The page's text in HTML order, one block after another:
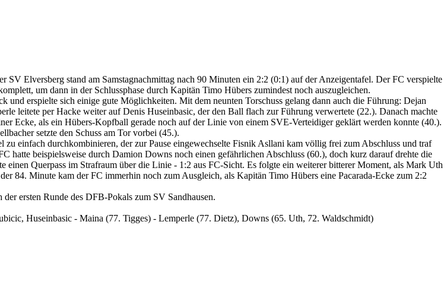
Elversberg stand am Samstagnachmittag nach 90 Minuten ein 2:2 (0:1) auf der Anzeigentafel. Der FC verspielte
um dann in der Schlussphase durch Kapitän Timo Hübers zumindest noch auszugleichen.
erspielte sich einige gute Möglichkeiten. Mit dem neunten Torschuss gelang dann auch die Führung: Dejan
leitete per Hacke weiter auf Denis Huseinbasic, der den Ball flach zur Führung verwertete (22.). Danach machte
Ecke, als ein Hübers-Kopfball gerade noch auf der Linie von einem SVE-Verteidiger geklärt werden konnte (40.).
setzte den Schuss am Tor vorbei (45.).
einfach durchkombinieren, der zur Pause eingewechselte Fisnik Asllani kam völlig frei zum Abschluss und traf
hatte beispielsweise durch Damion Downs noch einen gefährlichen Abschluss (60.), doch kurz darauf drehte die
Querpass im Strafraum über die Linie - 1:2 aus FC-Sicht. Es folgte ein weiterer bitterer Moment, als Mark Uth
84. Minute kam der FC immerhin noch zum Ausgleich, als Kapitän Timo Hübers eine Pacarada-Ecke zum 2:2
ersten Runde des DFB-Pokals zum SV Sandhausen.
Huseinbasic - Maina (77. Tigges) - Lemperle (77. Dietz), Downs (65. Uth, 72. Waldschmidt)